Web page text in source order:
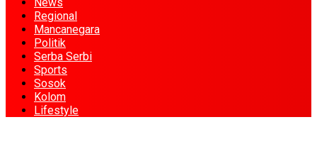
Regional
Mancanegara
Politik
Serba Serbi
Sports
Sosok
Kolom
Lifestyle